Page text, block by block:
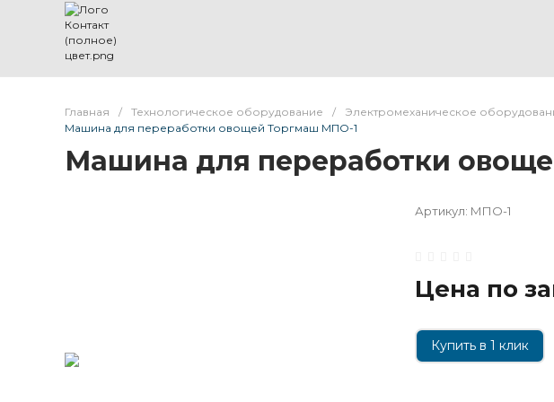
Главная / Технологическое оборудование / Электромеханическое
Машина для переработки овощей Торгмаш МПО-1
Машина для переработки
Артикул: МПО-1
Цена по
Купить в 1 клик